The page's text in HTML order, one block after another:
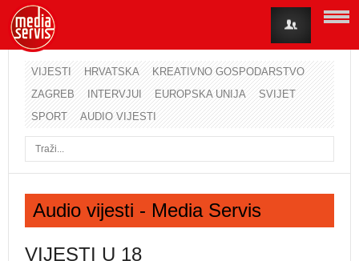
VIJESTI HRVATSKA
KREATIVNO GOSPODARSTVO
ZAGREB
INTERVJUI EUROPSKA UNIJA
SVIJET
SPORT
AUDIO VIJESTI
Audio vijesti - Media Servis
VIJESTI U 18
Korisničko ime
Lozinka
Zaboravili ste lozinku?